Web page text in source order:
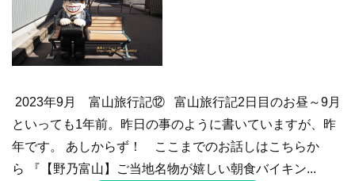
2023年9月 富山旅行記⑫ 富山旅行記2日目のお昼～9月
といっても1年前。昨日の事のように書いていますが、昨
年です。 あしからず！ ここまでのお話しはこちらか
ら 『【野乃富山】ご当地名物が嬉しい朝食バイキン...